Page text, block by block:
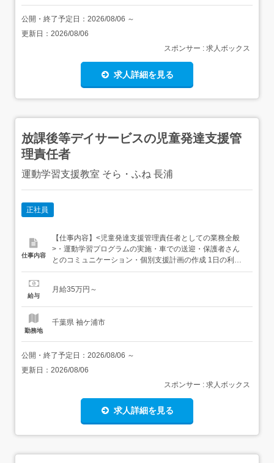
公開・終了予定日： 2026/08/06 ～
更新日： 2026/08/06
スポンサー : 求人ボックス
求人詳細を見る
放課後等デイサービスの児童発達支援管
理責任者
運動学習支援教室 そら・ふね 長浦
正社員
仕事内容
【仕事内容】<児童発達支援管理責任者としての業務全般
>・運動学習プログラムの実施・車での送迎・保護者さん
とのコミュニケーション・個別支援計画の作成 1日の利用
人数:10名程度 送迎時間や場所に応じて直行直帰OK従事す
格】<応募要件><すべて必須>・児童発達支援管理責任者の
給与
月給35万円～
勤務地
千葉県 袖ケ浦市
公開・終了予定日： 2026/08/06 ～
更新日： 2026/08/06
スポンサー : 求人ボックス
求人詳細を見る